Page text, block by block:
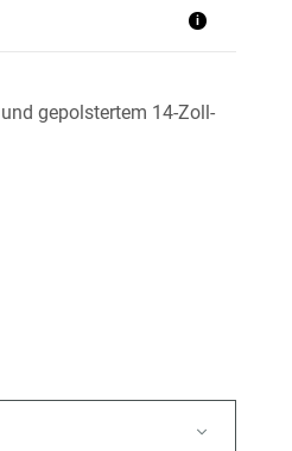
i
gepolstertem 14-Zoll-